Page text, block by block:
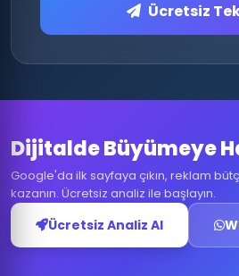
Ücretsiz
Dijitalde Büyümeye
Google'da ilk sayfaya çıkın, reklam
kazanın. Ücretsiz analiz ile başlayın.
Ücretsiz Analiz Al